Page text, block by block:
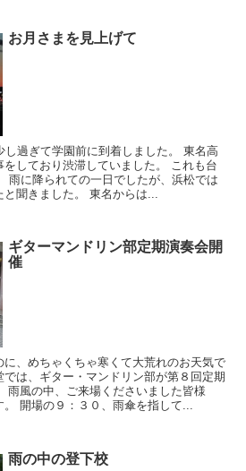
お月さまを見上げて
し過ぎて学園前に到着しました。 東名高
しており渋滞していました。 これも台
雨に降られての一日でしたが、浜松では
聞きました。 東名からは...
ギターマンドリン部定期演奏会開
催
、めちゃくちゃ寒くて大荒れのお天気で
は、ギター・マンドリン部が第８回定期
雨風の中、ご来場くださいました皆様
開場の９：３０、雨傘を指して...
雨の中の登下校